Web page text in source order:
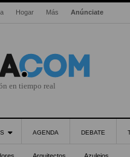
Hogar Más Anúnciate
en tiempo real
AGENDA DEBATE